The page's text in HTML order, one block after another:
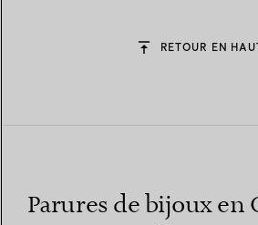
RETOUR EN
Parures de bijoux en